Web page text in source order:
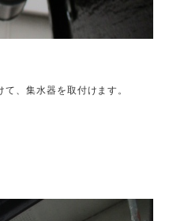
、集水器を取付けます。